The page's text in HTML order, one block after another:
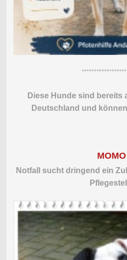
Diese Hunde sind bereits
Deutschland und
MOMO
Notfall sucht dringend ein